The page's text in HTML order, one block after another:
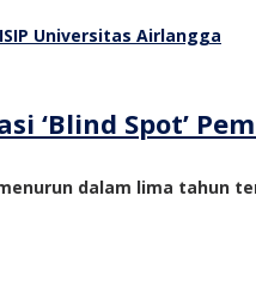
‘Blind Spot’
dalam lima tahun